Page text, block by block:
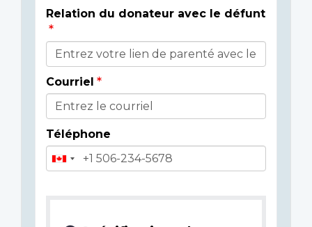
Relation du donateur avec le défunt
Courriel
Téléphone